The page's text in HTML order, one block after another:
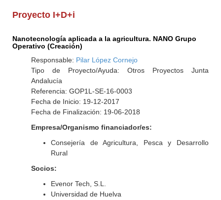
Proyecto I+D+i
Nanotecnología aplicada a la agricultura. NANO Grupo
Operativo (Creación)
Responsable: Pilar López Cornejo
Tipo de Proyecto/Ayuda: Otros Proyectos Junta
Andalucía
Referencia: GOP1L-SE-16-0003
Fecha de Inicio: 19-12-2017
Fecha de Finalización: 19-06-2018
Empresa/Organismo financiador/es:
Consejería de Agricultura, Pesca y Desarrollo
Rural
Socios:
Evenor Tech, S.L.
Universidad de Huelva